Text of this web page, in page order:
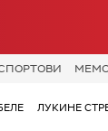
ЛУКИНЕ